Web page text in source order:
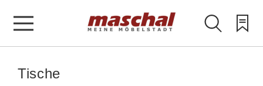
Tische